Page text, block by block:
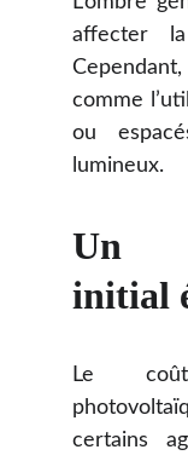
affecter
comme
ou
lumineux.
Un
initial
Le
certains